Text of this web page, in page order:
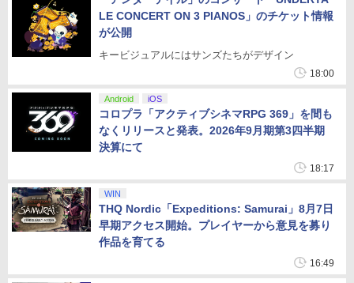
LE CONCERT ON 3 PIANOS」のチケット情報
が公開
キービジュアルにはサンズたちがデザイン
18:00
Android iOS
コロプラ「アクティブシネマRPG 369」を間も
なくリリースと発表。2026年9月期第3四半期
決算にて
18:17
WIN
THQ Nordic「Expeditions: Samurai」8月7日
早期アクセス開始。プレイヤーから意見を募り
作品を育てる
16:49